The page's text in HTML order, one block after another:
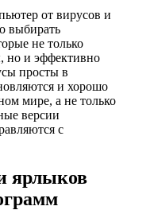
от вирусов и
выбирать
не только
но и эффективно
просты в
и хорошо
мире, а не только
версии
с
ярлыков